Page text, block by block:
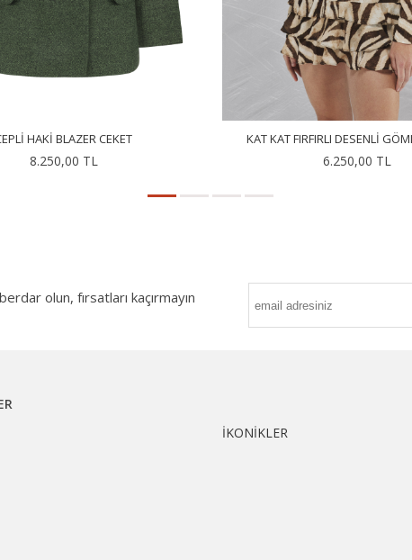
HAKI BLAZER CEKET
8.250,00 TL
KAT KAT FIRFIRLI DESENLI
6.250,00 TL
olun, fırsatları kaçırmayın
İKONİKLER